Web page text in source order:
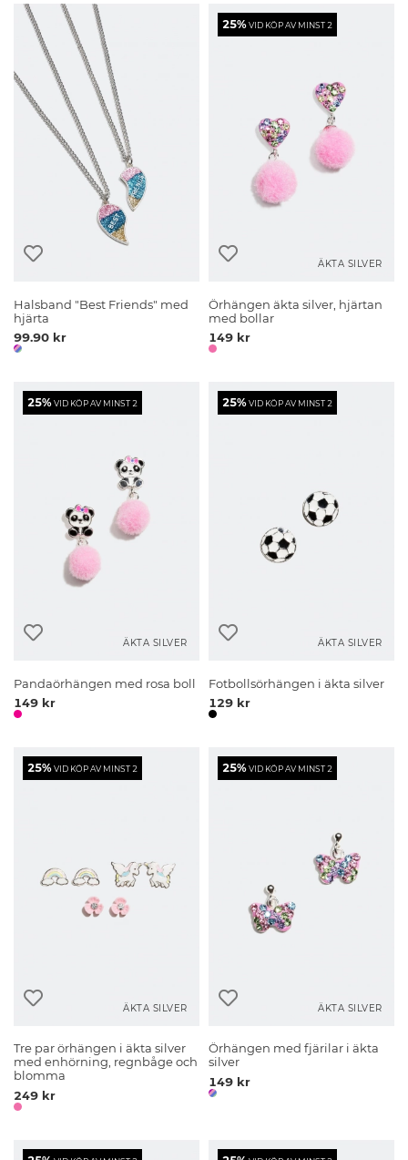
Halsband "Best Friends" med
hjärta
99.90 kr
25%VID KÖP AV MINST 2
ÄKTA SILVER
Örhängen äkta silver, hjärtan
med bollar
149 kr
25%VID KÖP AV MINST 2
ÄKTA SILVER
Pandaörhängen med rosa boll
149 kr
25%VID KÖP AV MINST 2
ÄKTA SILVER
Fotbollsörhängen i äkta silver
129 kr
25%VID KÖP AV MINST 2
ÄKTA SILVER
Tre par örhängen i äkta silver
med enhörning, regnbåge och
blomma
249 kr
25%VID KÖP AV MINST 2
ÄKTA SILVER
Örhängen med fjärilar i äkta
silver
149 kr